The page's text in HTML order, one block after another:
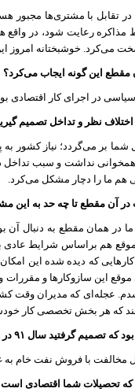
تقابل با مشتری‌ها مجبور
مذاکره رعایت شود، در واقع
می‌کرد. خوشبختانه امروز
این گونه ایجاب می‌کرد؟
در اجرای کار اقتصادی
نظر و تداخل تصمیم
شما بر می‌گردد؛ نیاز کشور
همخوانی نداشت و سبب
هم ما را دچار مشکل می‌کرد.
آن مقطع تا چه حد به این
ما در همان مقطع به دنبال
هم براساس شرایط عادی
کارهایی که دیده شده این
این سازوکارها و مقررات
عجله‌ای که مدیران وقت
کنند که هر بخش تخصصی کار
گرفتید سال ٩١ در راس فروش نفت نباشید؟
مخالفت با فروش نفت خام به
که تحصیلات شما اقتصادی